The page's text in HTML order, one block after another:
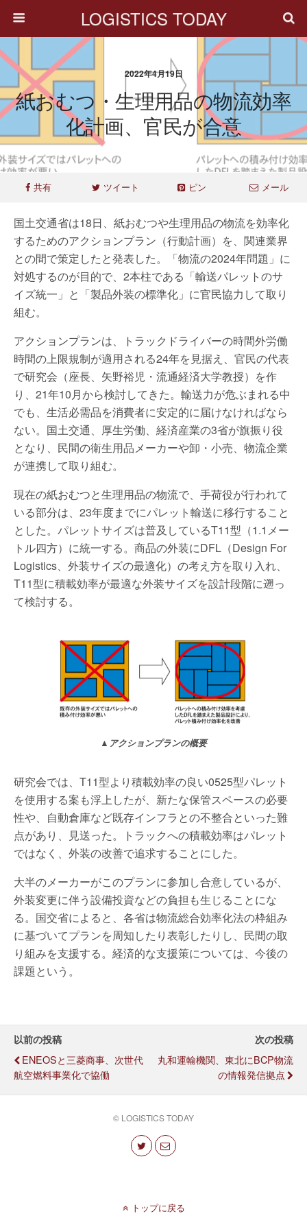
LOGISTICS TODAY
2022年4月19日
紙おむつ・生理用品の物流効率
化計画、官民が合意
共有 ツイート ピン メール
国土交通省は18日、紙おむつや生理用品の物流を効率化
するためのアクションプラン（行動計画）を、関連業界
との間で策定したと発表した。「物流の2024年問題」に
対処するのが目的で、2本柱である「輸送パレットのサ
イズ統一」と「製品外装の標準化」に官民協力して取り
組む。
アクションプランは、トラックドライバーの時間外労働
時間の上限規制が適用される24年を見据え、官民の代表
で研究会（座長、矢野裕児・流通経済大学教授）を作
り、21年10月から検討してきた。輸送力が危ぶまれる中
でも、生活必需品を消費者に安定的に届けなければなら
ない。国土交通、厚生労働、経済産業の3省が旗振り役
となり、民間の衛生用品メーカーや卸・小売、物流企業
が連携して取り組む。
現在の紙おむつと生理用品の物流で、手荷役が行われて
いる部分は、23年度までにパレット輸送に移行すること
とした。パレットサイズは普及しているT11型（1.1メー
トル四方）に統一する。商品の外装にDFL（Design For
Logistics、外装サイズの最適化）の考え方を取り入れ、
T11型に積載効率が最適な外装サイズを設計段階に遡っ
て検討する。
▲アクションプランの概要
研究会では、T11型より積載効率の良い0525型パレット
を使用する案も浮上したが、新たな保管スペースの必要
性や、自動倉庫など既存インフラとの不整合といった難
点があり、見送った。トラックへの積載効率はパレット
ではなく、外装の改善で追求することにした。
大半のメーカーがこのプランに参加し合意しているが、
外装変更に伴う設備投資などの負担も生じることにな
る。国交省によると、各省は物流総合効率化法の枠組み
に基づいてプランを周知したり表彰したりし、民間の取
り組みを支援する。経済的な支援策については、今後の
課題という。
以前の投稿
ENEOSと三菱商事、次世代
航空燃料事業化で協働
次の投稿
丸和運輸機関、東北にBCP物流
の情報発信拠点
© LOGISTICS TODAY
トップに戻る